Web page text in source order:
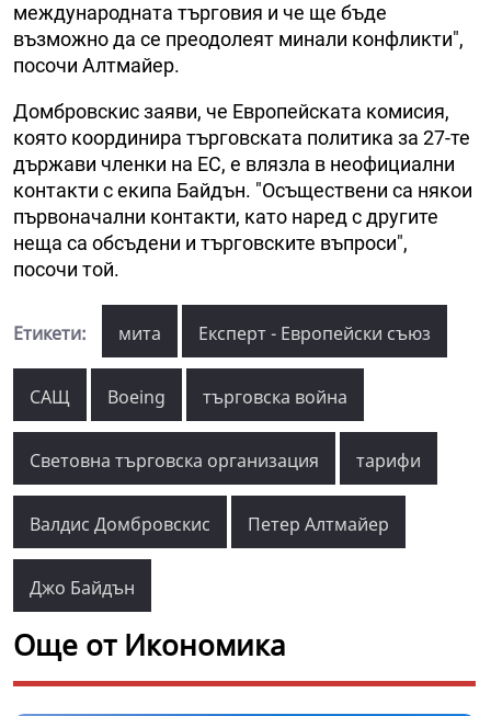
международната търговия и че ще бъде
възможно да се преодолеят минали конфликти",
посочи Алтмайер.
Домбровскис заяви, че Европейската комисия,
която координира търговската политика за 27-те
държави членки на ЕС, е влязла в неофициални
контакти с екипа Байдън. "Осъществени са някои
първоначални контакти, като наред с другите
неща са обсъдени и търговските въпроси",
посочи той.
Етикети: мита Експерт - Европейски съюз
САЩ Boeing търговска война
Световна търговска организация тарифи
Валдис Домбровскис Петер Алтмайер
Джо Байдън
Още от Икономика